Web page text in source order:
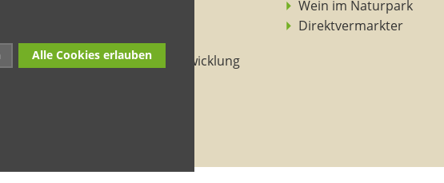
Alle Cookies erlauben
Mitmachheft
Nachhaltige Entwicklung
Wein im Naturpark
Direktvermarkter